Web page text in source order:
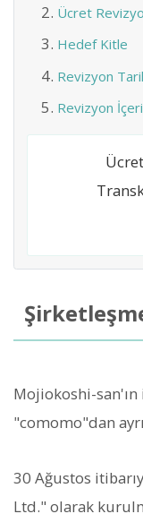
Ücret
Hedef Kitle
Revizyon
Revizyon
Mojiokoshi-
"comomo"dan
30 Ağustos
Ltd." olarak